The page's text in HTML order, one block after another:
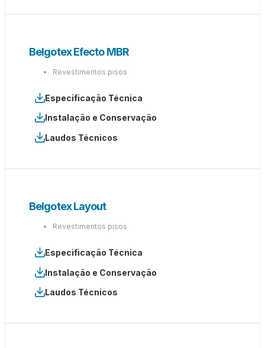
Belgotex Efecto MBR
Revestimentos pisos
Especificação Técnica
Instalação e Conservação
Laudos Técnicos
Belgotex Layout
Revestimentos pisos
Especificação Técnica
Instalação e Conservação
Laudos Técnicos